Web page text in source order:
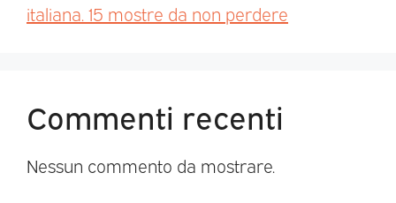
italiana. 15 mostre da non perdere
Commenti recenti
Nessun commento da mostrare.